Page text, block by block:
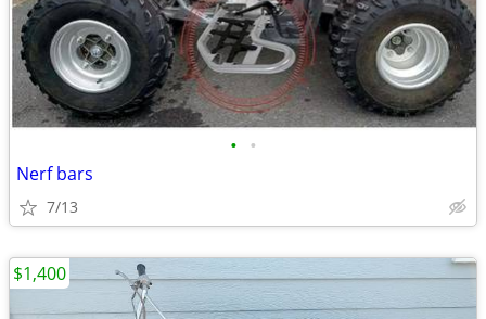
• •
Nerf bars
7/13
$1,400